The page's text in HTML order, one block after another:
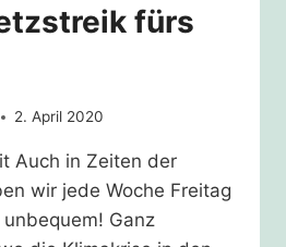
fürs
2. April 2020
Auch in Zeiten der
wir jede Woche Freitag
Ganz